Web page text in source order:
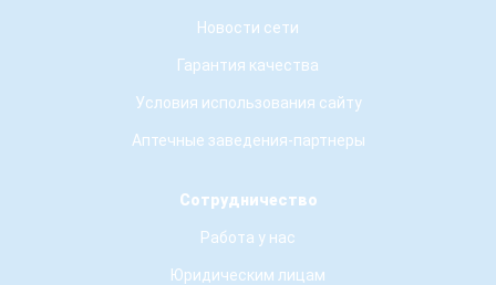
Новости сети
Гарантия качества
Условия использования сайту
Аптечные заведения-партнеры
Сотрудничество
Работа у нас
Юридическим лицам